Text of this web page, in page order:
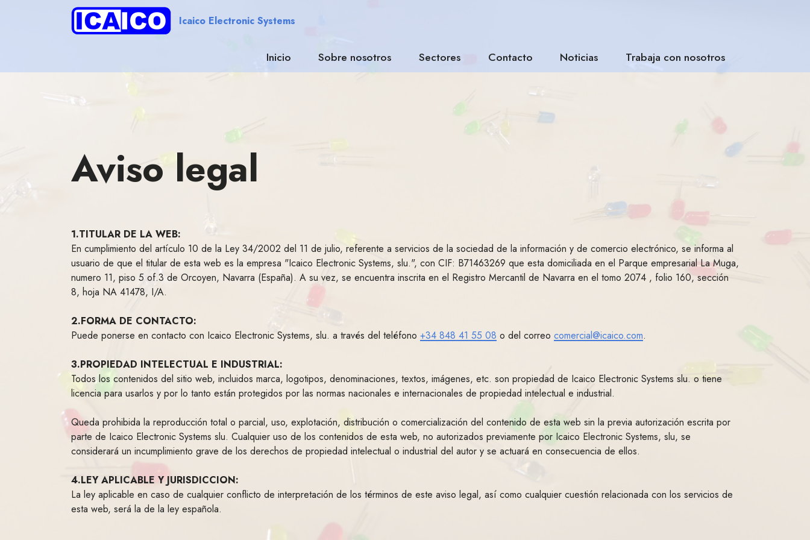
Icaico Electronic Systems
Inicio Sobre nosotros Sectores Contacto Noticias Trabaja con nosotros
Aviso legal
1.TITULAR DE LA WEB:
En cumplimiento del artículo 10 de la Ley 34/2002 del 11 de julio, referente a servicios de la sociedad de la información y de comercio electrónico, se informa al
usuario de que el titular de esta web es la empresa "Icaico Electronic Systems, slu.", con CIF: B71463269 que esta domiciliada en el Parque empresarial La Muga,
numero 11, piso 5 of.3 de Orcoyen, Navarra (España). A su vez, se encuentra inscrita en el Registro Mercantil de Navarra en el tomo 2074 , folio 160, sección
8, hoja NA 41478, I/A.
2.FORMA DE CONTACTO:
Puede ponerse en contacto con Icaico Electronic Systems, slu. a través del teléfono +34 848 41 55 08 o del correo comercial@icaico.com.
3.PROPIEDAD INTELECTUAL E INDUSTRIAL:
Todos los contenidos del sitio web, incluidos marca, logotipos, denominaciones, textos, imágenes, etc. son propiedad de Icaico Electronic Systems slu. o tiene
licencia para usarlos y por lo tanto están protegidos por las normas nacionales e internacionales de propiedad intelectual e industrial.
Queda prohibida la reproducción total o parcial, uso, explotación, distribución o comercialización del contenido de esta web sin la previa autorización escrita por
parte de Icaico Electronic Systems slu. Cualquier uso de los contenidos de esta web, no autorizados previamente por Icaico Electronic Systems, slu, se
considerará un incumplimiento grave de los derechos de propiedad intelectual o industrial del autor y se actuará en consecuencia de ellos.
4.LEY APLICABLE Y JURISDICCION:
La ley aplicable en caso de cualquier conflicto de interpretación de los términos de este aviso legal, así como cualquier cuestión relacionada con los servicios de
esta web, será la de la ley española.